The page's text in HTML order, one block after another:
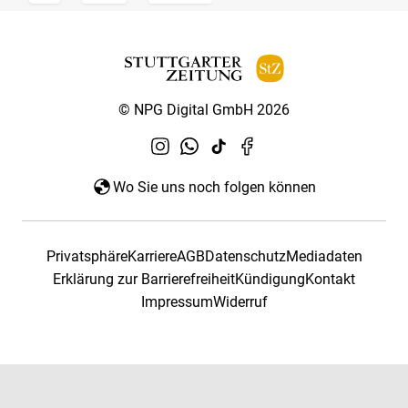
© NPG Digital GmbH 2026
Wo Sie uns noch folgen können
PrivatsphäreKarriereAGBDatenschutzMediadaten
Erklärung zur BarrierefreiheitKündigungKontakt
ImpressumWiderruf